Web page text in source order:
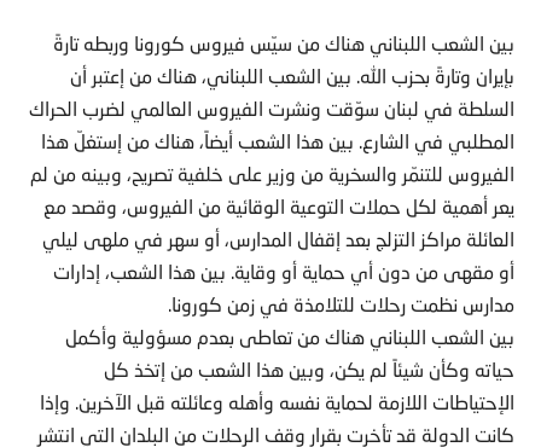
بين الشعب اللبناني هناك من سيّس فيروس كورونا وربطه تارةً
بإيران وتارةً بحزب الله. بين الشعب اللبناني، هناك من إعتبر أن
السلطة في لبنان سوّقت ونشرت الفيروس العالمي لضرب الحراك
المطلبي في الشارع. بين هذا الشعب أيضاً، هناك من إستغلّ هذا
الفيروس للتنمّر والسخرية من وزير على خلفية تصريح، وبينه من لم
يعر أهمية لكل حملات التوعية الوقائية من الفيروس، وقصد مع
العائلة مراكز التزلج بعد إقفال المدارس، أو سهر في ملهى ليلي
أو مقهى من دون أي حماية أو وقاية. بين هذا الشعب، إدارات
مدارس نظمت رحلات للتلامذة في زمن كورونا.
بين الشعب اللبناني هناك من تعاطى بعدم مسؤولية وأكمل
حياته وكأن شيئاً لم يكن، وبين هذا الشعب من إتخذ كل
الإحتياطات اللازمة لحماية نفسه وأهله وعائلته قبل الآخرين. وإذا
كانت الدولة قد تأخرت بقرار وقف الرحلات من البلدان التي انتشر